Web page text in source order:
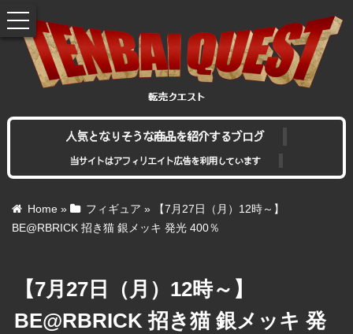
人気となりそうな商品を紹介するブログ
当サイトはアフィリエイト広告を利用しています
Home » フィギュア »
【7月27日（月）12時～】
BE@RBRICK 招き猫 銀メッキ 発光 400％
【7月27日（月）12時～】
BE@RBRICK 招き猫 銀メッキ 発
toggle
navigation